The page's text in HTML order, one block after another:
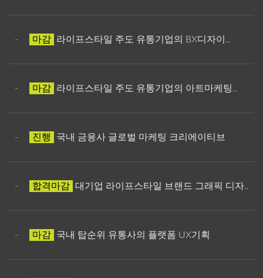
- 마감 라이프스타일 주도 유통기업의 BX디자이..
- 마감 라이프스타일 주도 유통기업의 아트마케팅..
- 진행 국내 금융사 글로벌 마케팅 크리에이티브
- 합격마감 대기업 라이프스타일 브랜드 그래픽 디자..
- 마감 국내 탑순위 유통사의 플랫폼 UX기획